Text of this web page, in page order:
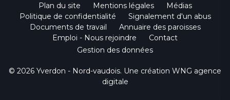
Plan du site Mentions légales
Médias
Politique de confidentialité
Signalement d'un abus
Documents de travail
Annuaire des paroisses
Emploi - Nous rejoindre
Contact
Gestion des données
© 2026 Yverdon - Nord-vaudois. Une création WNG agence
digitale